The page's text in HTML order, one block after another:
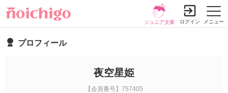
メニュー
ジュニア文庫 ログイン
プロフィール
夜空星姫
【会員番号】757405